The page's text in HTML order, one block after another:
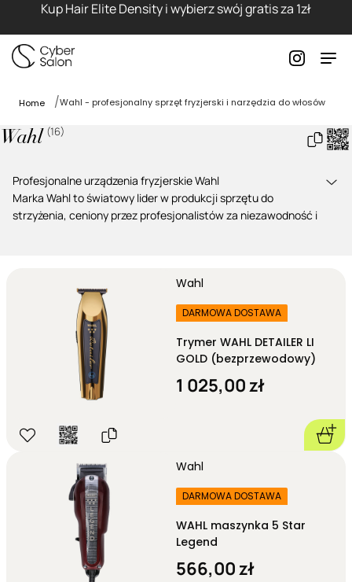
Kup Hair Elite Density i wybierz swój gratis za 1zł
Home Wahl - profesjonalny sprzęt fryzjerski i narzędzia do włosów
Wahl (16)
Profesjonalne urządzenia fryzjerskie Wahl
Marka Wahlto światowy lider w produkcji sprzętu do
strzyżenia, ceniony przez profesjonalistów za niezawodność i
Trymery Wahl – idealne do konturowania i detali.
– gładkie wykończenie bez podrażnień.
Suszarki Wahl– szybkie suszenie i ochrona włosów.
Prostownice Wahl – perfekcyjna gładkość i blask.
Wahl
DARMOWA DOSTAWA
Trymer WAHL DETAILER LI
GOLD (bezprzewodowy)
1 025,00 zł
Wahl
DARMOWA DOSTAWA
WAHL maszynka 5 Star
Legend
566,00 zł